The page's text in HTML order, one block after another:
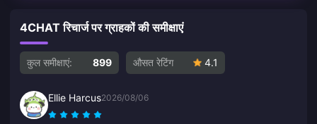
4CHAT रिचार्ज पर ग्राहकों की समीक्षाएं
कुल समीक्षाएं: 899 औसत रेटिंग 4.1
Ellie Harcus2026/08/06